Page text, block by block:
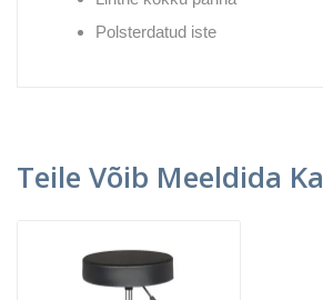
Polsterdatud iste
Teile Võib Meeldida Ka